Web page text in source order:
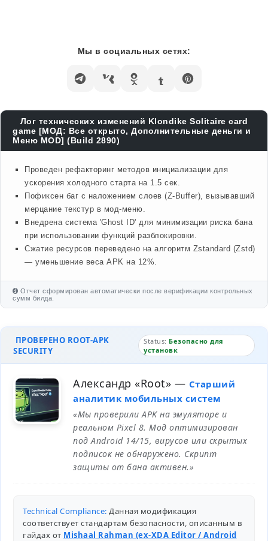
Мы в социальных сетях:
Лог технических изменений Klondike Solitaire card
game [МОД: Все открыто, Дополнительные деньги и
Меню MOD] (Build 2890)
Проведен рефакторинг методов инициализации для
ускорения холодного старта на 1.5 сек.
Пофиксен баг с наложением слоев (Z-Buffer), вызывавший
мерцание текстур в мод-меню.
Внедрена система 'Ghost ID' для минимизации риска бана
при использовании функций разблокировки.
Сжатие ресурсов переведено на алгоритм Zstandard (Zstd)
— уменьшение веса APK на 12%.
Отчет сформирован автоматически после верификации контрольных
сумм билда.
ПРОВЕРЕНО ROOT-APK
SECURITY
Status: Безопасно для
установк
Александр «Root» — Старший
аналитик мобильных систем
«Мы проверили APK на эмуляторе и
реальном Pixel 8. Мод оптимизирован
под Android 14/15, вирусов или скрытых
подписок не обнаружено. Скрипт
защиты от бана активен.»
Technical Compliance: Данная модификация
соответствует стандартам безопасности, описанным в
гайдах от Mishaal Rahman (ex-XDA Editor / Android